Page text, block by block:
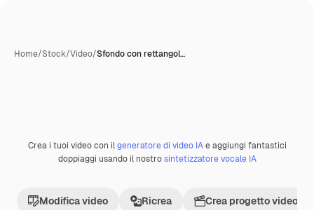
Home/Stock/Video/Sfondo con rettangol…
Premium
Crea i tuoi video con ilgeneratore di video IAe aggiungi fantastici
doppiaggi usando il nostrosintetizzatore vocale IA
Modifica video Ricrea Crea progetto video